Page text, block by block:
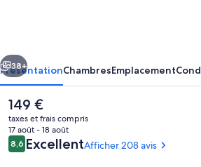
Suivant
38+
PrésentationChambresEmplacement
Le
prix
actuel
est
de
149 €
taxes et frais compris
17 août - 18 août
Avis
voyageurs
8,68,6 sur 10
ExcellentAfficher 208 avis